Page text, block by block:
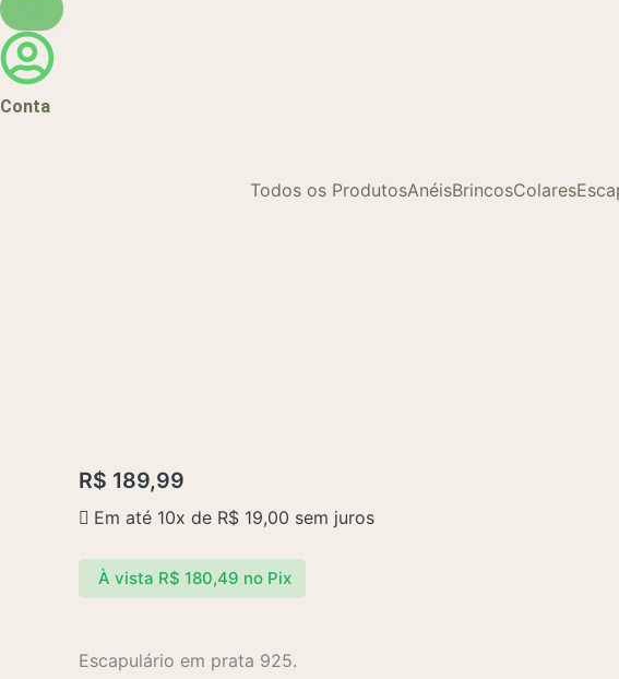
Conta
Todos os ProdutosAnéisBrincosColares
R$ 189,99
Em até 10x de R$ 19,00 sem juros
À vista R$ 180,49 no Pix
Escapulário em prata 925.